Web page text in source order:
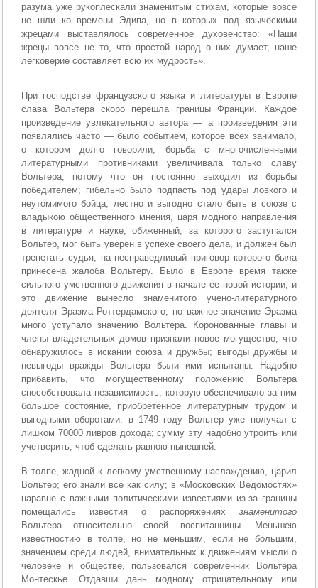
разума уже рукоплескали знаменитым стихам, которые вовсе
не шли ко времени Эдипа, но в которых под языческими
жрецами выставлялось современное духовенство: «Наши
жрецы вовсе не то, что простой народ о них думает, наше
легковерие составляет всю их мудрость».
При господстве французского языка и литературы в Европе
слава Вольтера скоро перешла границы Франции. Каждое
произведение увлекательного автора — а произведения эти
появлялись часто — было событием, которое всех занимало,
о котором долго говорили; борьба с многочисленными
литературными противниками увеличивала только славу
Вольтера, потому что он постоянно выходил из борьбы
победителем; гибельно было подпасть под удары ловкого и
неутомимого бойца, лестно и выгодно стало быть в союзе с
владыкою общественного мнения, царя модного направления
в литературе и науке; обиженный, за которого заступался
Вольтер, мог быть уверен в успехе своего дела, и должен был
трепетать судья, на несправедливый приговор которого была
принесена жалоба Вольтеру. Было в Европе время также
сильного умственного движения в начале ее новой истории, и
это движение вынесло знаменитого учено-литературного
деятеля Эразма Роттердамского, но важное значение Эразма
много уступало значению Вольтера. Коронованные главы и
члены владетельных домов признали новое могущество, что
обнаружилось в искании союза и дружбы; выгоды дружбы и
невыгоды вражды Вольтера были ими испытаны. Надобно
прибавить, что могущественному положению Вольтера
способствовала независимость, которую обеспечивало за ним
большое состояние, приобретенное литературным трудом и
выгодными оборотами: в 1749 году Вольтер уже получал с
лишком 70000 ливров дохода; сумму эту надобно утроить или
учетверить, чтоб сделать равною нынешней.
В толпе, жадной к легкому умственному наслаждению, царил
Вольтер; его знали все как силу; в «Московских Ведомостях»
наравне с важными политическими известиями из-за границы
помещались известия о распоряжениях знаменитого
Вольтера относительно своей воспитанницы. Меньшею
известностию в толпе, но не меньшим, если не большим,
значением среди людей, внимательных к движениям мысли о
человеке и обществе, пользовался современник Вольтера
Монтескье. Отдавши дань модному отрицательному или